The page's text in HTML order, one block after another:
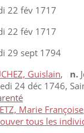
22 fév 1717
22 fév 1717
29 sept 1794
Guislain, n.
24 déc 1746,
Marie Françoise